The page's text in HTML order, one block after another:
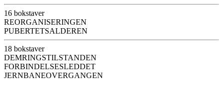
16 bokstaver
REORGANISERINGEN
PUBERTETSALDEREN
18 bokstaver
DEMRINGSTILSTANDEN
FORBINDELSESLEDDET
JERNBANEOVERGANGEN